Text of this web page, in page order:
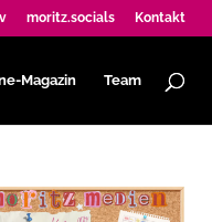
moritz.socials Kontakt
Magazin Team